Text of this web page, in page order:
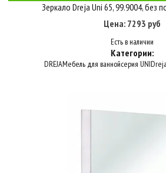
Зеркало Dreja Uni 65, 99.9004, без
Цена: 7293 руб
Есть в наличии
Категории:
DREJAМебель для ваннойсерия UNIDreja